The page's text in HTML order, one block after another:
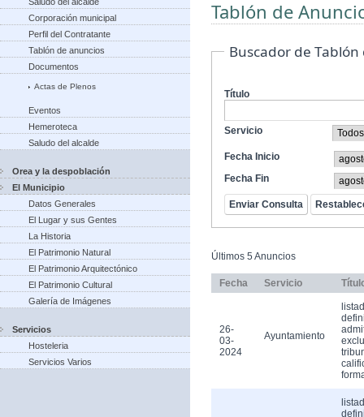
Corporación municipal
Perfil del Contratante
Tablón de anuncios
Documentos
Actas de Plenos
Eventos
Hemeroteca
Saludo del alcalde
Orea y la despoblación
El Municipio
Datos Generales
El Lugar y sus Gentes
La Historia
El Patrimonio Natural
El Patrimonio Arquitectónico
El Patrimonio Cultural
Galería de Imágenes
Servicios
Hosteleria
Servicios Varios
Tablón de
Buscador de
Título
Servicio
Fecha Inicio
Fecha Fin
Últimos 5 Anuncios
Fecha Servicio
26-
03-
2024
Ayuntamiento